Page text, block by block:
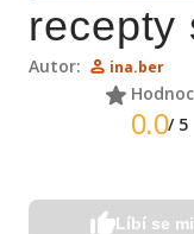
recepty
Autor: ina.ber
0.0/ 5
Líbí se mi